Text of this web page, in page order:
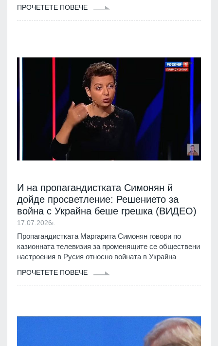
ПРОЧЕТЕТЕ ПОВЕЧЕ
И на пропагандистката Симонян й
дойде просветление: Решението за
война с Украйна беше грешка (ВИДЕО)
17.07.2026г.
Пропагандистката Маргарита Симонян говори по
казионната телевизия за променящите се обществени
настроения в Русия относно войната в Украйна
ПРОЧЕТЕТЕ ПОВЕЧЕ